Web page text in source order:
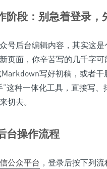
阶段：别急着登录，
号后台编辑内容，其实这是
页面，你辛苦写的几千字可
写好初稿，或者干
”这种一体化工具，直接写、
切去。
台操作流程
公众平台 ，登录后按下列流